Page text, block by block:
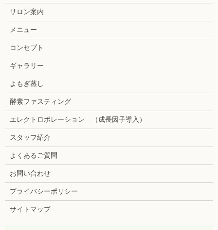
サロン案内
メニュー
コンセプト
ギャラリー
よもぎ蒸し
酵素ファスティング
エレクトロポレーション （成長因子導入）
スタッフ紹介
よくあるご質問
お問い合わせ
プライバシーポリシー
サイトマップ